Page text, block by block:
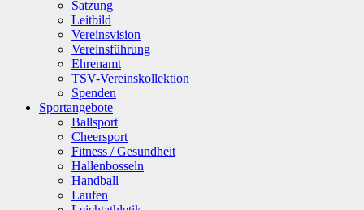
Satzung
Leitbild
Vereinsvision
Vereinsführung
Ehrenamt
TSV-Vereinskollektion
Spenden
Sportangebote
Ballsport
Cheersport
Fitness / Gesundheit
Hallenbosseln
Handball
Laufen